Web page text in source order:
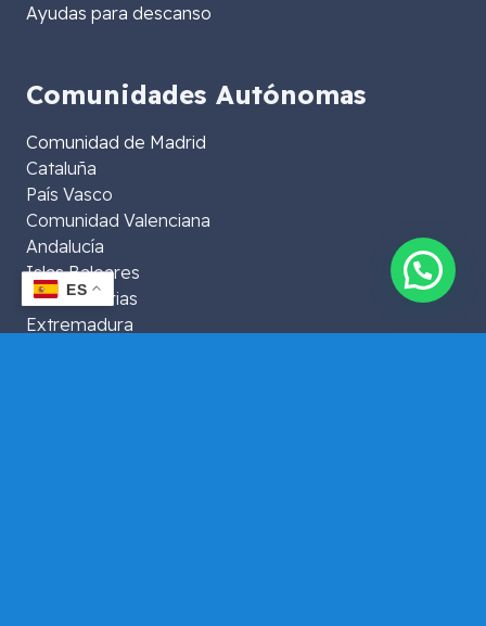
Ayudas para descanso
Comunidades Autónomas
Comunidad de Madrid
Cataluña
País Vasco
Comunidad Valenciana
Andalucía
Islas Baleares
Islas Canarias
Extremadura
ES